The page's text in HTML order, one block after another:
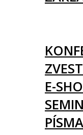
E-
PÍSMA